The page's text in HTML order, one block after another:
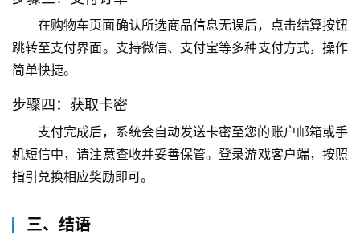
在购物车页面确认所选商品信息无误后，点击结算按钮
跳转至支付界面。支持微信、支付宝等多种支付方式，操作
简单快捷。
步骤四：获取卡密
支付完成后，系统会自动发送卡密至您的账户邮箱或手
机短信中，请注意查收并妥善保管。登录游戏客户端，按照
指引兑换相应奖励即可。
三、结语